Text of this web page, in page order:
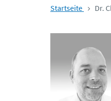
Startseite Dr.